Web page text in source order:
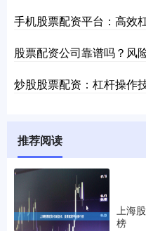
手机股票配资平台：高效
股票配资公司靠谱吗？风
炒股股票配资：杠杆操作
推荐阅读
上海
榜